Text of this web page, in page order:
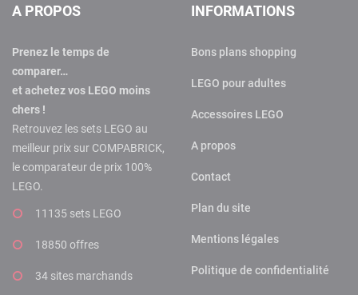
A PROPOS
Prenez le temps de
comparer…
et achetez vos LEGO moins
chers !
Retrouvez les sets LEGO au
meilleur prix sur COMPABRICK,
le comparateur de prix 100%
LEGO.
11135 sets LEGO
18850 offres
34 sites marchands
INFORMATIONS
Bons plans shopping
LEGO pour adultes
Accessoires LEGO
A propos
Contact
Plan du site
Mentions légales
Politique de confidentialité